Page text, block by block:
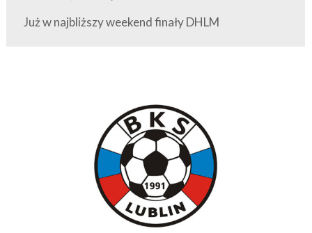
Już w najbliższy weekend finały DHLM